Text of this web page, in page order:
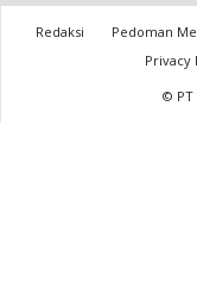
Redaksi Pedoman
Privacy
© PT